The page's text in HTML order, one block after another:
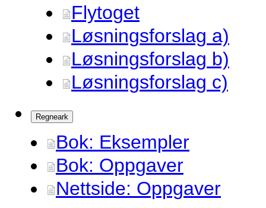
Flytoget
Løsningsforslag a)
Løsningsforslag b)
Løsningsforslag c)
Regneark
Bok: Eksempler
Bok: Oppgaver
Nettside: Oppgaver